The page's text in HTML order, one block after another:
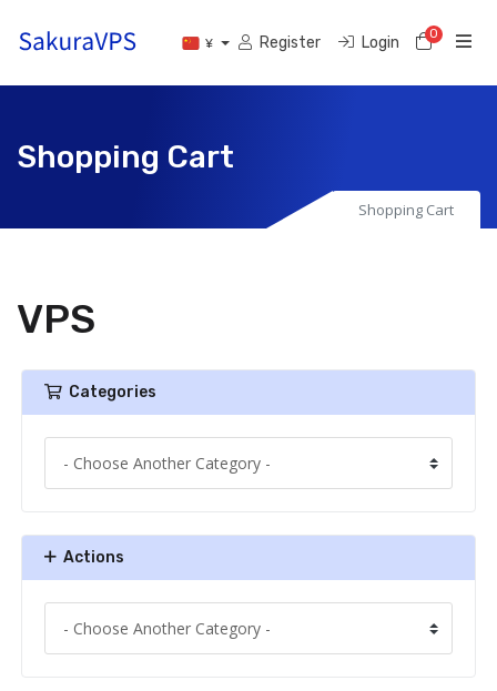
¥ Register Login 0
Shopping Cart
Shopping Cart
VPS
Categories
Actions